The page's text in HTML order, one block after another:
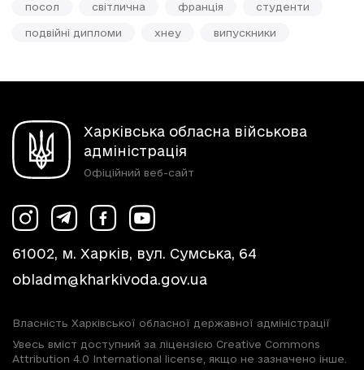
посол світлична франція студенти
подвійні дипломи хнеу випускники
Харківська обласна військова
адміністрація
Офіційний веб-сайт
61002, м. Харків, вул. Сумська, 64
obladm@kharkivoda.gov.ua
Власність Харківської обласної державної адміністрації
Увесь вміст доступний за ліцензією Creative Commons
Attribution 4.0 International license, якщо не зазначено інше.